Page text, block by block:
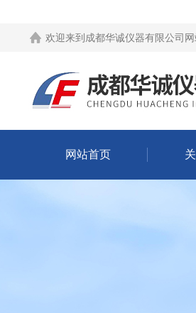
欢迎来到 成都华诚仪器有限公司
网站首页